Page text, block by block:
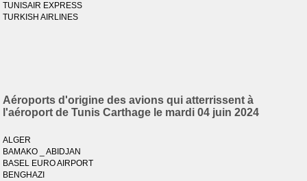
TUNISAIR EXPRESS
TURKISH AIRLINES
Aéroports d'origine des avions qui atterrissent à
l'aéroport de Tunis Carthage le mardi 04 juin 2024
ALGER
BAMAKO _ ABIDJAN
BASEL EURO AIRPORT
BENGHAZI